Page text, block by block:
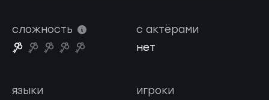
сложность
с актёрами
нет
игроки
языки